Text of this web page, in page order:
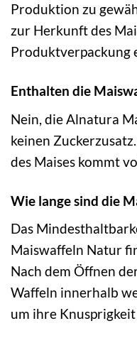
Produktion zu
zur Herkunft des
Produktverpackung
Enthalten die
Nein, die Alnatura
keinen
des Maises kommt
Wie lange sind die
Das
Maiswaffeln Natur
Nach dem Öffnen
Waffeln innerhalb
um ihre